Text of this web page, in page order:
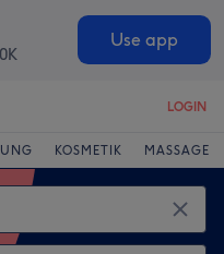
Use app
LOGIN
KOSMETIK MASSAGE